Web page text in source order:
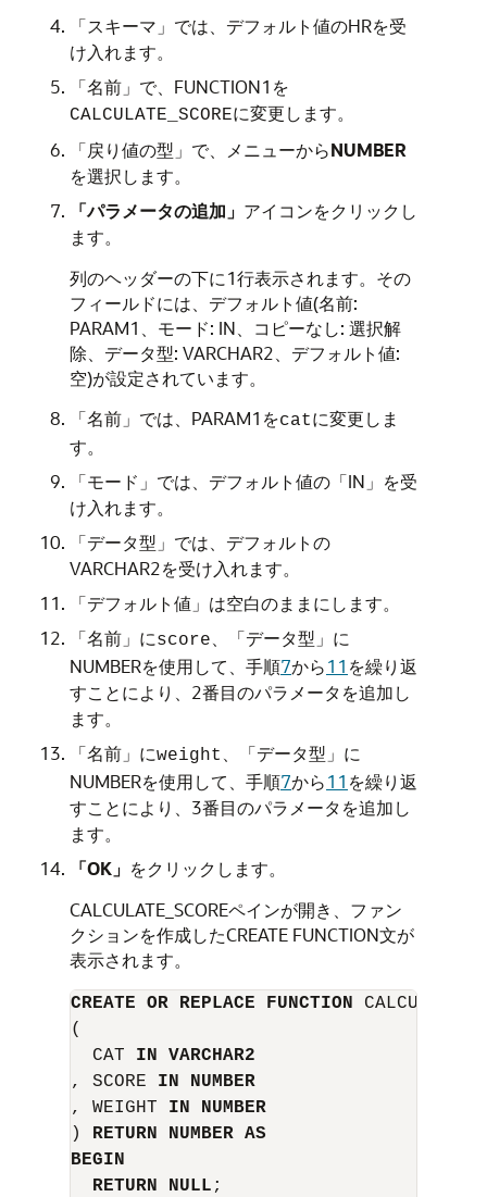
「スキーマ」 では、デフォルト値のHRを受
け入れます。
「名前」 で、FUNCTION1を
CALCULATE_SCOREに変更します。
「戻り値の型」 で、メニューからNUMBER
を選択します。
「パラメータの追加」 アイコンをクリックし
ます。
列のヘッダーの下に1行表示されます。その
フィールドには、デフォルト値(名前:
PARAM1、 モード: IN コピーなし: 選択解
除、 データ型: VARCHAR2 デフォルト値:
空)が設定されています。
「名前」 では、PARAM1をcatに変更しま
す。
「モード」 では、デフォルト値の 「IN」 を受
け入れます。
「データ型」 では、デフォルトの
VARCHAR2を受け入れます。
「デフォルト値」 は空白のままにします。
「名前」 にscore 「データ型」 に
NUMBERを使用して、手順7から11 を繰り返
すことにより、2番目のパラメータを追加し
ます。
「名前」 にweight 「データ型」 に
NUMBERを使用して、手順7から11 を繰り返
すことにより、3番目のパラメータを追加し
ます。
「OK」 をクリックします。
CALCULATE_SCOREペインが開き、ファン
クションを作成したCREATE FUNCTION文が
表示されます。
CREATE OR REPLACE FUNCTION
(
  CAT
IN VARCHAR2
, SCORE IN NUMBER
, WEIGHT IN NUMBER
) RETURN NUMBER AS
BEGIN
RETURN NULL